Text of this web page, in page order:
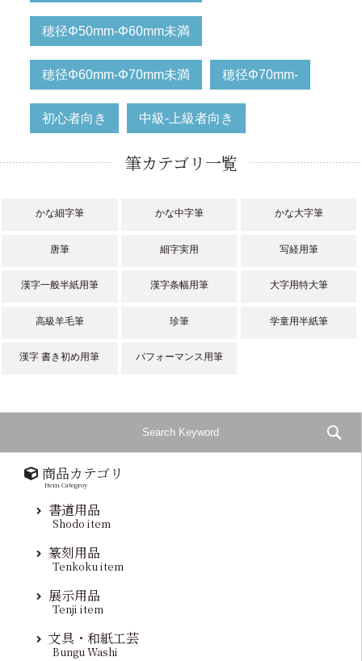
穂径Φ50mm-Φ60mm未満
穂径Φ60mm-Φ70mm未満 穂径Φ70mm-
初心者向き 中級-上級者向き
筆カテゴリ一覧
かな細字筆 かな中字筆 かな大字筆
唐筆 細字実用 写経用筆
漢字一般半紙用筆 漢字条幅用筆 大字用特大筆
高級羊毛筆 珍筆 学童用半紙筆
漢字 書き初め用筆 パフォーマンス用筆
商品カテゴリ
Item Categroy
書道用品
Shodo item
篆刻用品
Tenkoku item
展示用品
Tenji item
文具・和紙工芸
Bungu Washi